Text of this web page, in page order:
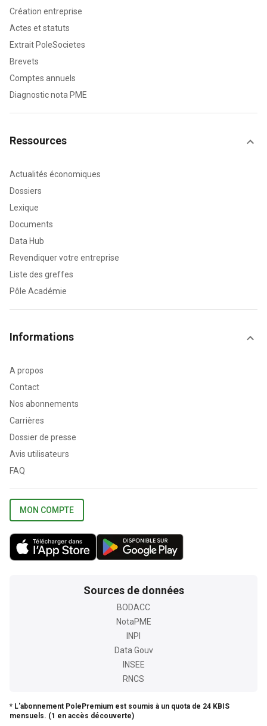
Création entreprise
Actes et statuts
Extrait PoleSocietes
Brevets
Comptes annuels
Diagnostic nota PME
Ressources
Actualités économiques
Dossiers
Lexique
Documents
Data Hub
Revendiquer votre entreprise
Liste des greffes
Pôle Académie
Informations
A propos
Contact
Nos abonnements
Carrières
Dossier de presse
Avis utilisateurs
FAQ
MON COMPTE
Sources de données
BODACC
NotaPME
INPI
Data Gouv
INSEE
RNCS
* L'abonnement PolePremium est soumis à un quota de 24 KBIS
mensuels. (1 en accès découverte)